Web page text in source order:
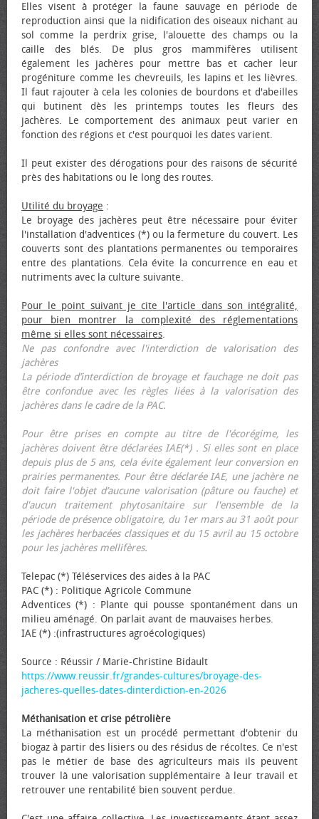
Elles visent à protéger la faune sauvage en période de
reproduction ainsi que la nidification des oiseaux nichant au
sol comme la perdrix grise, l'alouette des champs ou la
caille des blés. De plus gros mammifères utilisent
également les jachères pour mettre bas et cacher leur
progéniture comme les chevreuils, les lapins et les lièvres.
Il faut rajouter à cela les colonies de bourdons et d'abeilles
qui butinent dès les printemps toutes les fleurs des
jachères. Le comportement des animaux peut varier en
fonction des régions et c'est pourquoi les dates varient.
Il peut exister des dérogations pour des raisons de sécurité
près des habitations ou le long des routes.
Utilité du broyage :
Le broyage des jachères peut être nécessaire pour éviter
l'installation d'adventices (*) ou la fermeture du couvert. Les
couverts sont des plantations permanentes ou temporaires
entre des plantations. Cela évite la concurrence en eau et
nutriments avec la culture suivante.
Pour le point suivant je cite l'article dans son intégralité,
pour bien montrer la complexité des réglementations
même si elles sont nécessaires.
Ne pas confondre avec l'interdiction de valorisation des
jachères
La période d’interdiction de broyage et fauchage ne doit pas
être confondue avec les règles liées à la valorisation des
jachères dans le cadre de la PAC.
Pour être prises en compte au titre de l'écorégime, les
jachères doivent être déclarées IAE(*) . Si elles sont en place
depuis plus de 5 ans, cela évite également leur conversion en
prairies permanentes. Pour être déclarée IAE, une jachère ne
doit faire l'objet d’aucune valorisation (pâture ou fauche) et
d'aucun traitement phytosanitaire sur l'ensemble de la
période de présence obligatoire, du 1er mars au 31 août pour
les jachères herbacées classiques et du 15 avril au 15 octobre
pour les jachères mellifères.
Telepac (*) Téléservices des aides à la PAC
PAC (*) : Politique Agricole Commune
Adventices (*) : Plante qui pousse spontanément dans un
milieu aménagé. On parlait avant de mauvaises herbes.
IAE (*) :(infrastructures agroécologiques)
Source : Réussir / Marie-Christine Bidault
https://www.reussir.fr/grandes-cultures/broyage-des-
jacheres-quelles-dates-dinterdiction-en-2026
Méthanisation et crise pétrolière
La méthanisation est un procédé permettant d'obtenir du
biogaz à partir des lisiers ou des résidus de récoltes. Ce n'est
pas le métier de base des agriculteurs mais ils peuvent
trouver là une valorisation supplémentaire à leur travail et
retrouver une rentabilité bien souvent perdue.